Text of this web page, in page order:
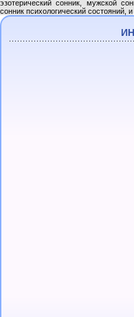
эзотерический сонник, мужской
сонник психологический состояний, и